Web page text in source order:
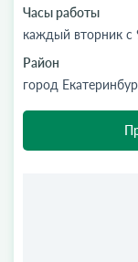
Часы работы
каждый вторник с
Район
город